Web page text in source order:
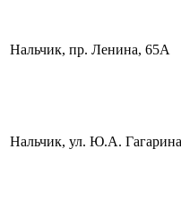
Нальчик, пр. Ленина, 65А
Нальчик, ул. Ю.А.